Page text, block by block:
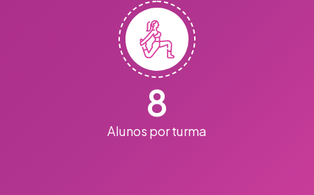
8
Alunos por turma